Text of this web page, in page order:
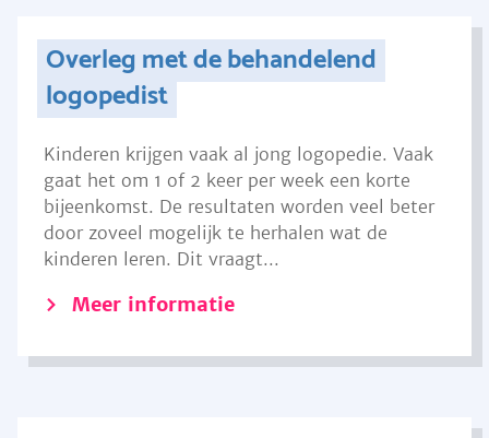
Overleg met de behandelend
logopedist
Kinderen krijgen vaak al jong logopedie. Vaak
gaat het om 1 of 2 keer per week een korte
bijeenkomst. De resultaten worden veel beter
door zoveel mogelijk te herhalen wat de
kinderen leren. Dit vraagt...
Meer informatie